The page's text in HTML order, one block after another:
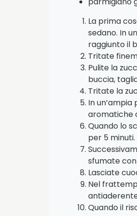
La prima
sedano. In
raggiunto il
Tritate
Pulite la
buccia,
Tritate la
In
aromatiche
Quando lo
per 5 minuti.
sfumate
Lasciate
Nel
Quando il